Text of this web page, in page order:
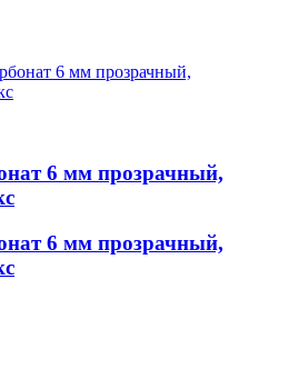
6 мм прозрачный,
6 мм прозрачный,